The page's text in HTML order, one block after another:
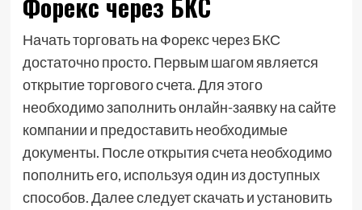
Начать торговать на Форекс через БКС
достаточно просто. Первым шагом является
открытие торгового счета. Для этого
необходимо заполнить онлайн-заявку на сайте
компании и предоставить необходимые
документы. После открытия счета необходимо
пополнить его, используя один из доступных
способов. Далее следует скачать и установить